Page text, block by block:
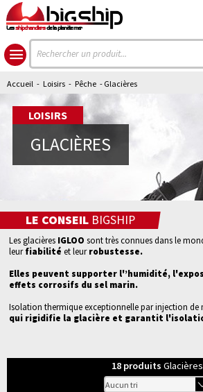
Lesshipchandlersde la planète mer
Accueil - Loisirs - Pêche - Glacières
LE CONSEIL BIGSHIP
Lesglacières IGLOO sonttrès connues dansle
leurfiabilitéet leurrobustesse.
Elles peuvent supporter l'’humidité,
effets corrosifs du sel marin.
Isolation thermique exceptionnelle par injection de
qui rigidifie la glacière et garantit
LOISIRS
GLACIÈRES
18 produits Glacières